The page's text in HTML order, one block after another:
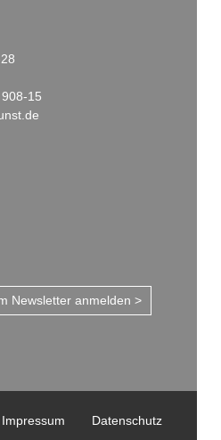
15
Newsletter anmelden >
Datenschutz
Impressum